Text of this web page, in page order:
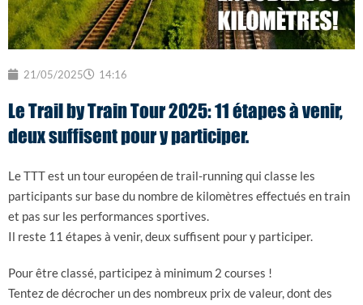
21/05/2025 14:16
Le Trail by Train Tour 2025: 11 étapes à venir,
deux suffisent pour y participer.
Le TTT est un tour européen de trail-running qui classe les
participants sur base du nombre de kilomètres effectués en train
et pas sur les performances sportives.
Il reste 11 étapes à venir, deux suffisent pour y participer.
Pour être classé, participez à minimum 2 courses !
Tentez de décrocher un des nombreux prix de valeur, dont des